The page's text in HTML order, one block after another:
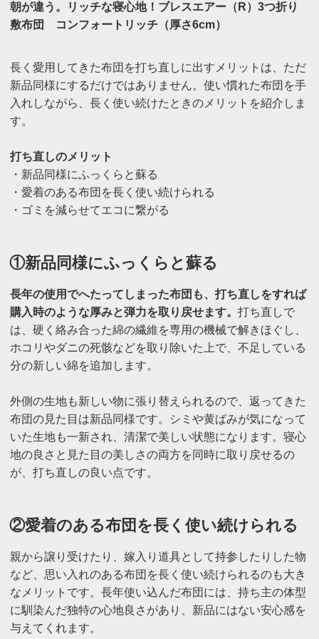
朝が違う。リッチな寝心地！ブレスエアー（R）3つ折り
敷布団 コンフォートリッチ（厚さ6cm）
長く愛用してきた布団を打ち直しに出すメリットは、ただ
新品同様にするだけではありません。使い慣れた布団を手
入れしながら、長く使い続けたときのメリットを紹介しま
す。
打ち直しのメリット
・新品同様にふっくらと蘇る
・愛着のある布団を長く使い続けられる
・ゴミを減らせてエコに繋がる
①新品同様にふっくらと蘇る
長年の使用でへたってしまった布団も、打ち直しをすれば
購入時のような厚みと弾力を取り戻せます。 打ち直しで
は、硬く絡み合った綿の繊維を専用の機械で解きほぐし、
ホコリやダニの死骸などを取り除いた上で、不足している
分の新しい綿を追加します。
外側の生地も新しい物に張り替えられるので、返ってきた
布団の見た目は新品同様です。シミや黄ばみが気になって
いた生地も一新され、清潔で美しい状態になります。寝心
地の良さと見た目の美しさの両方を同時に取り戻せるの
が、打ち直しの良い点です。
②愛着のある布団を長く使い続けられる
親から譲り受けたり、嫁入り道具として持参したりした物
など、思い入れのある布団を長く使い続けられるのも大き
なメリットです。長年使い込んだ布団には、持ち主の体型
に馴染んだ独特の心地良さがあり、新品にはない安心感を
与えてくれます。